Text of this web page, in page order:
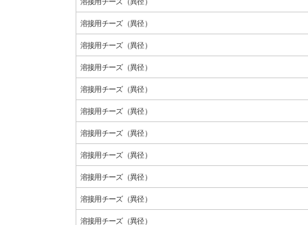
溶接用チーズ（異径）
溶接用チーズ（異径）
溶接用チーズ（異径）
溶接用チーズ（異径）
溶接用チーズ（異径）
溶接用チーズ（異径）
溶接用チーズ（異径）
溶接用チーズ（異径）
溶接用チーズ（異径）
溶接用チーズ（異径）